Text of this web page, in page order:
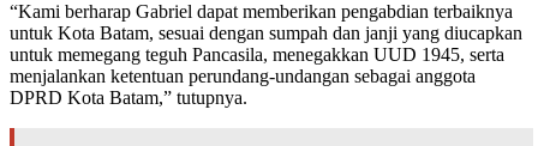
“Kami berharap Gabriel dapat memberikan pengabdian terbaiknya
untuk Kota Batam, sesuai dengan sumpah dan janji yang diucapkan
untuk memegang teguh Pancasila, menegakkan UUD 1945, serta
menjalankan ketentuan perundang-undangan sebagai anggota
DPRD Kota Batam,” tutupnya.